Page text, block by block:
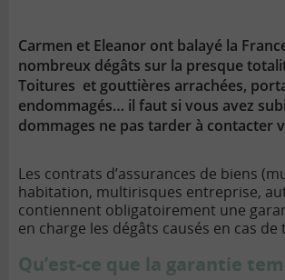
Carmen et Eleanor ont balayé la
nombreux dégâts sur la presque
Toitures et gouttières arrachées,
endommagés… il faut si vous avez
dommages ne pas tarder à contacter
Les contrats d’assurances de biens
habitation, multirisques entreprise,
contiennent obligatoirement une
en charge les dégâts causés en cas de
Qu’est-ce que la garantie